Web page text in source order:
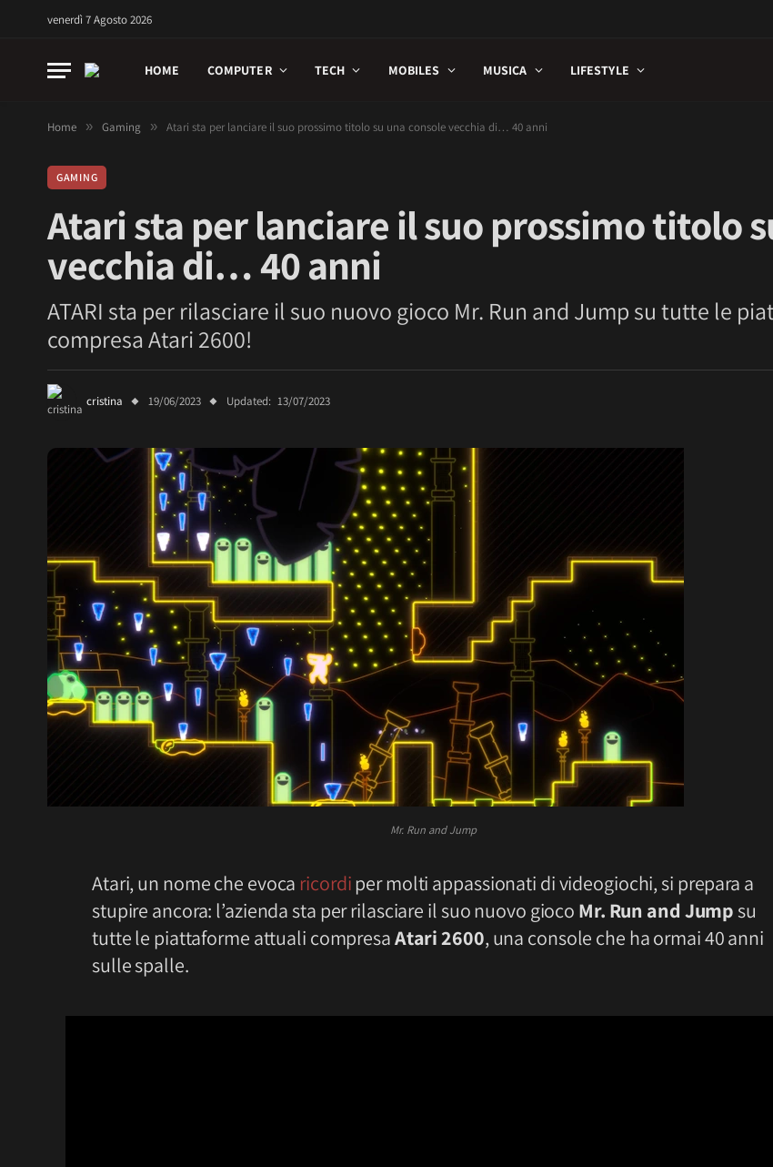
venerdì 7 Agosto 2026
HOME COMPUTER TECH MOBILES MUSICA LIFESTYLE
Home » Gaming » Atari sta per lanciare il suo prossimo titolo su una console vecchia di… 40 anni
GAMING
Atari sta per lanciare il suo prossimo titolo
vecchia di… 40 anni
ATARI sta per rilasciare il suo nuovo gioco Mr. Run and Jump su tutte le
compresa Atari 2600!
cristina 19/06/2023 Updated: 13/07/2023
Mr. Run and Jump
Atari, un nome che evoca ricordiper molti appassionati di videogiochi, si prepara a
stupire ancora: l’azienda sta per rilasciare il suo nuovo gioco Mr. Run and Jumpsu
tutte le piattaforme attuali compresaAtari 2600, una console che ha ormai 40 anni
sulle spalle.